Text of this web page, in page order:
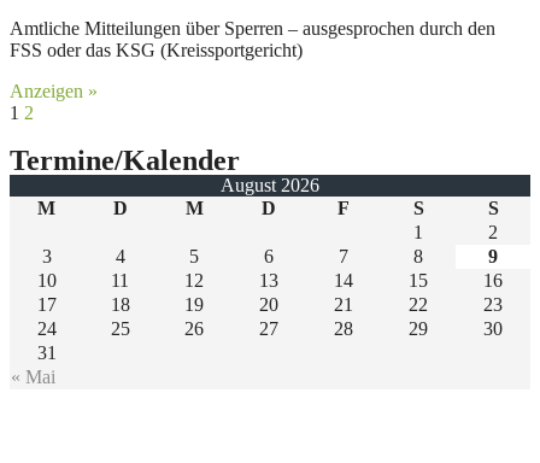
Amtliche Mitteilungen über Sperren – ausgesprochen durch den
FSS oder das KSG (Kreissportgericht)
Anzeigen »
1 2
Termine/Kalender
August 2026
M
D M D F S S
« Mai
1
2
3
4 5 6 7 8
9
10
11 12 13 14 15
16
17
18 19 20 21 22
23
24
25 26 27 28 29
30
31